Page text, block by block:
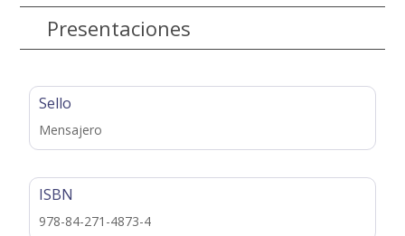
Presentaciones
Sello
Mensajero
ISBN
978-84-271-4873-4